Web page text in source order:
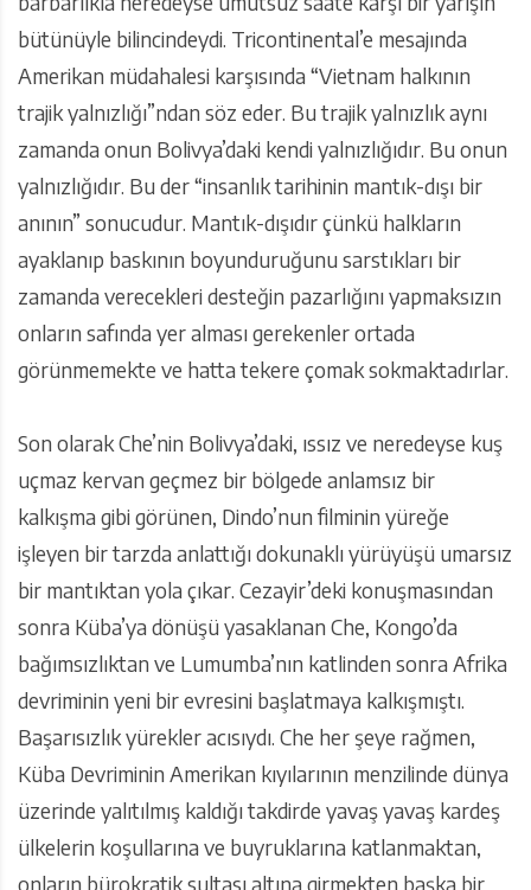
bütünüyle bilincindeydi. Tricontinental’e mesajında
Amerikan müdahalesi karşısında “Vietnam halkının
trajik yalnızlığı”ndan söz eder. Bu trajik yalnızlık aynı
zamanda onun Bolivya’daki kendi yalnızlığıdır. Bu onun
yalnızlığıdır. Bu der “insanlık tarihinin mantık-dışı bir
anının” sonucudur. Mantık-dışıdır çünkü halkların
ayaklanıp baskının boyunduruğunu sarstıkları bir
zamanda verecekleri desteğin pazarlığını yapmaksızın
onların safında yer alması gerekenler ortada
görünmemekte ve hatta tekere çomak sokmaktadırlar.
Son olarak Che’nin Bolivya’daki, ıssız ve neredeyse kuş
uçmaz kervan geçmez bir bölgede anlamsız bir
kalkışma gibi görünen, Dindo’nun filminin yüreğe
işleyen bir tarzda anlattığı dokunaklı yürüyüşü umarsız
bir mantıktan yola çıkar. Cezayir’deki konuşmasından
sonra Küba’ya dönüşü yasaklanan Che, Kongo’da
bağımsızlıktan ve Lumumba’nın katlinden sonra Afrika
devriminin yeni bir evresini başlatmaya kalkışmıştı.
Başarısızlık yürekler acısıydı. Che her şeye rağmen,
Küba Devriminin Amerikan kıyılarının menzilinde dünya
üzerinde yalıtılmış kaldığı takdirde yavaş yavaş kardeş
ülkelerin koşullarına ve buyruklarına katlanmaktan,
onların bürokratik sultası altına girmekten başka bir